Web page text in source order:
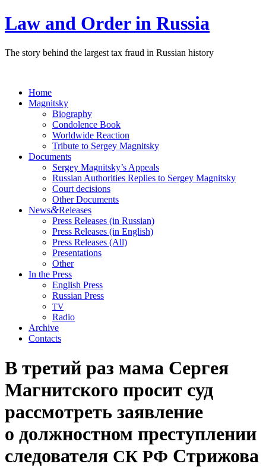
Law and Order in Russia
The story behind the largest tax fraud in Russian history
Home
Magnitsky
Biography
Condolence Book
Worldwide Reaction
Tribute to Sergey Magnitsky
Documents
Sergey Magnitsky’s Appeals
Russian Authorities Replies to Sergey Magnitsky
Court decisions
Other Documents
News&Releases
Press Releases (in Russian)
Press Releases (in English)
Press Releases (All)
Presentations
Other
In the Press
English Press
Russian Press
TV
Radio
Archive
Contacts
В третий раз мама Сергея
Магнитского просит суд
рассмотреть заявление
о должностном преступлении
следователя СК РФ Стрижова